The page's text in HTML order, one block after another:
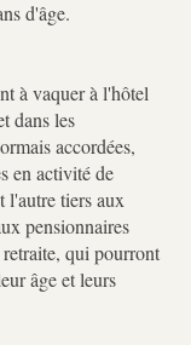
d'âge.
à vaquer à l'hôtel
dans les
accordées,
en activité de
l'autre tiers aux
pensionnaires
qui pourront
âge et leurs